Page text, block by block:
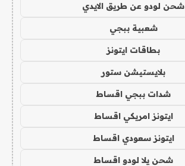
شحن لودو عن طريق الايدي
شعبية ببجي
بطاقات ايتونز
بلايستيشن ستور
شدات ببجي اقساط
ايتونز امريكي اقساط
ايتونز سعودي اقساط
شحن يلا لودو اقساط